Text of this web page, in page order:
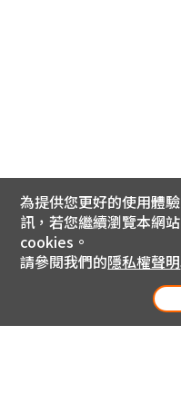
為提供您更好的使用體
訊，若您繼續瀏覽本網
cookies。
請參閱我們的隱私權聲明